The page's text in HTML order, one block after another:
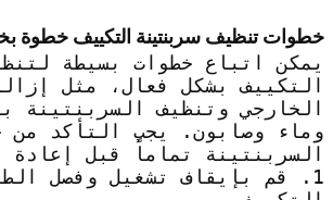
خطوات تنظيف سربنتينة التكييف خطوة
يمكن اتباع خطوات بسيطة
التكييف بشكل فعال، مثل
الخارجي وتنظيف السربنتينة
وماء وصابون. يجب التأكد من
السربنتينة تماماً قبل إعادة
1. قم بإيقاف تشغيل وفصل